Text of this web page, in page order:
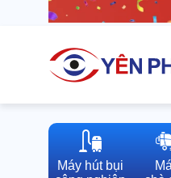
Máy hút bụi